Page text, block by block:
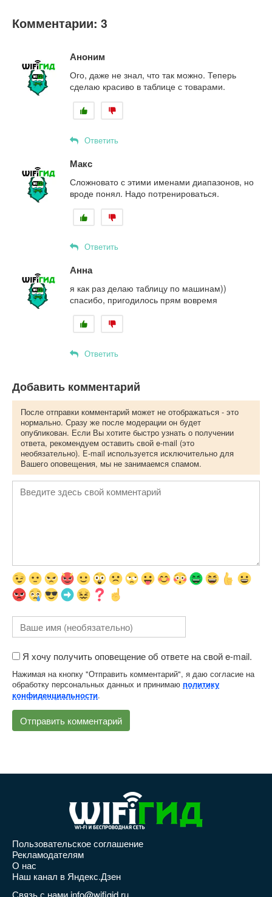
Комментарии: 3
Аноним
Ого, даже не знал, что так можно. Теперь
сделаю красиво в таблице с товарами.
Ответить
Макс
Сложновато с этими именами диапазонов, но
вроде понял. Надо потренироваться.
Ответить
Анна
я как раз делаю таблицу по машинам))
спасибо, пригодилось прям вовремя
Ответить
Добавить комментарий
После отправки комментарий может не отображаться - это
нормально. Сразу же после модерации он будет
опубликован. Если Вы хотите быстро узнать о получении
ответа, рекомендуем оставить свой e-mail (это
необязательно). E-mail используется исключительно для
Вашего оповещения, мы не занимаемся спамом.
Я хочу получить оповещение об ответе на свой e-mail.
Нажимая на кнопку "Отправить комментарий", я даю согласие на
обработку персональных данных и принимаю политику
конфиденциальности.
Пользовательское соглашение
Рекламодателям
О нас
Наш канал в Яндекс.Дзен
Связь с нами info@wifigid.ru